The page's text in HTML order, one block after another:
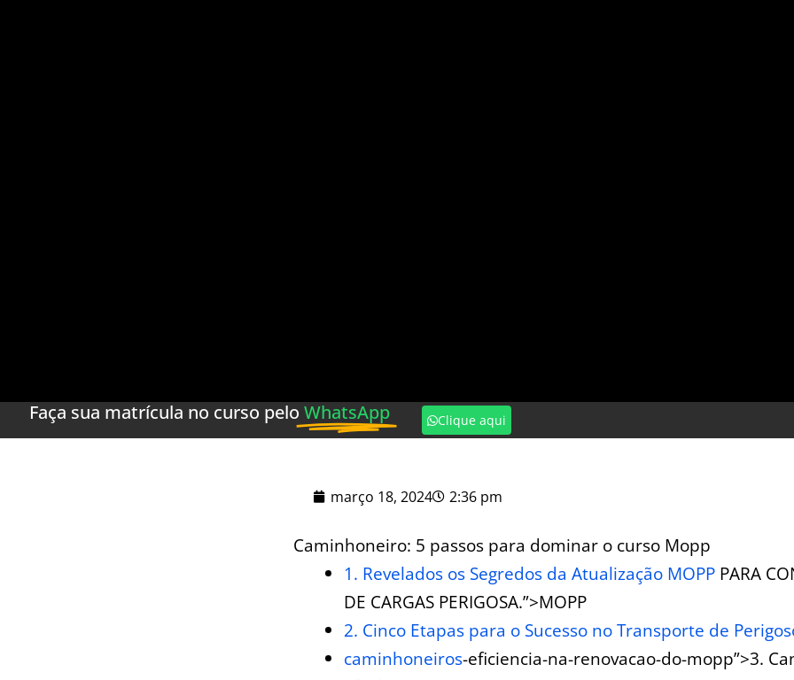
Faça sua matrícula no curso pelo WhatsApp Clique aqui
março 18, 2024 2:36 pm
Caminhoneiro: 5 passos para dominar o curso Mopp
1. Revelados os Segredos da Atualização MOPP PARA
DE CARGAS PERIGOSA.”>MOPP
2. Cinco Etapas para o Sucesso no Transporte de
caminhoneiros-eficiencia-na-renovacao-do-mopp”>3.